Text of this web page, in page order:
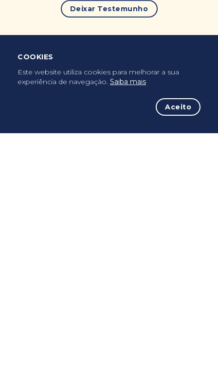
COOKIES
Este website utiliza cookies para melhorar a sua
experiência de navegação. Saiba mais
Aceito
Deixar Testemunho
Uma vez peregrino, peregrino para sempre...